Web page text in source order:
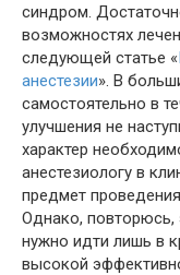
синдром.
возможностях
следующей статье «
анестезии». В
самостоятельно в
улучшения не
характер
анестезиологу в
предмет
Однако, повторюсь,
нужно идти лишь в
высокой